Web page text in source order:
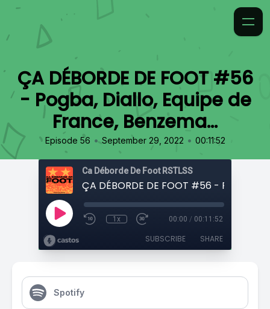
ÇA DÉBORDE DE FOOT #56
- Pogba, Diallo, Equipe de
France, Benzema...
Episode 56 • September 29, 2022 • 00:11:52
Ca Déborde De Foot RSTLSS
1x 00:00 / 00:11:52
SUBSCRIBE SHARE
Spotify